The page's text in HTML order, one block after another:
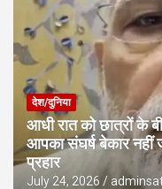
देश/दुनिया
आधी रात को छात्रों के
आपका संघर्ष बेकार नहीं
प्रहार
July 24, 2026